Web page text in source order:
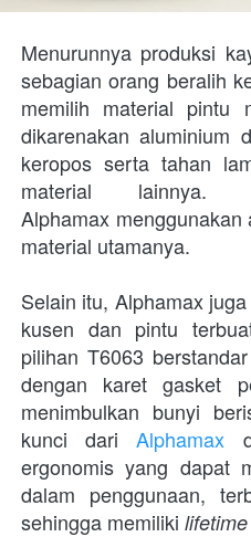
Menurunnya produksi
sebagian orang beralih
memilih material pintu
dikarenakan aluminium
keropos serta tahan
material
Alphamax
material utamanya.
Selain itu, Alphamax
kusen dan pintu
pilihan T6063
dengan karet gasket
menimbulkan bunyi
kunci dari Alphamax
ergonomis yang dapat
dalam penggunaan,
sehingga memiliki